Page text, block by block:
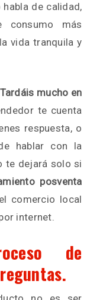
de calidad,
más
vida tranquila y
mucho en
te cuenta
respuesta, o
hablar con la
te dejará solo si
posventa
comercio local
internet.
de